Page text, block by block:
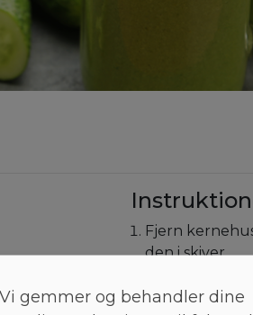
Fjern
den i skiver.
Tilføj alle
Værsgo!
Vi gemmer og behandler dine